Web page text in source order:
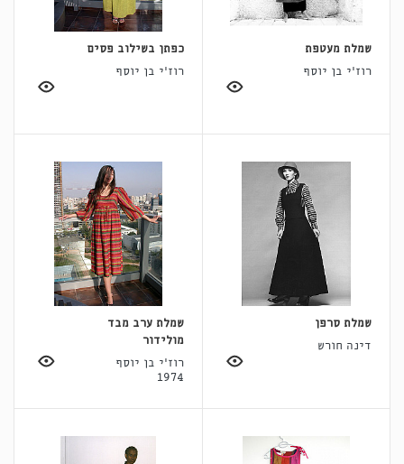
שמלת מעטפת
רוז'י בן יוסף
כפתן בשילוב פסים
רוז'י בן יוסף
שמלת סרפן
דינה חורש
שמלת ערב מבד
מולידור
רוז'י בן יוסף
1974